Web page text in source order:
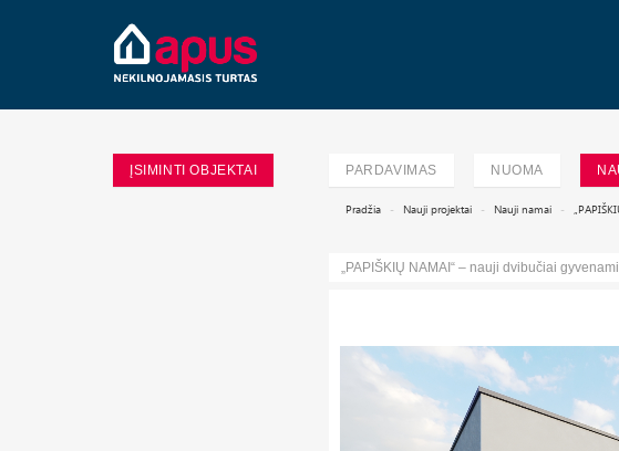
ĮSIMINTI OBJEKTAI PARDAVIMAS NUOMA
Pradžia Nauji projektai Nauji namai
„PAPIŠKIŲ NAMAI“ – nauji dvibučiai